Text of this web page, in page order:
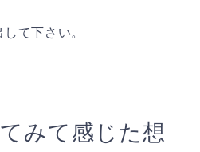
て下さい。
みて感じた想